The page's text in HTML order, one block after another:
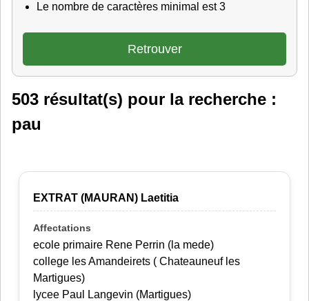
Le nombre de caractères minimal est 3
503 résultat(s) pour la recherche :
pau
EXTRAT (MAURAN) Laetitia
ecole primaire Rene Perrin (la mede)
college les Amandeirets ( Chateauneuf les
Martigues)
lycee Paul Langevin (Martigues)